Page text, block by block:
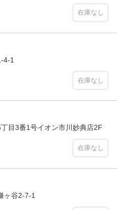
在庫なし
4-1
在庫なし
目3番1号イオン市川妙典店2F
在庫なし
ヶ谷2-7-1